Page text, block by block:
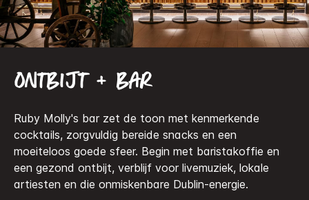
Ontbijt + bar
Ruby Molly's bar zet de toon met kenmerkende
cocktails, zorgvuldig bereide snacks en een
moeiteloos goede sfeer. Begin met baristakoffie en
een gezond ontbijt, verblijf voor livemuziek, lokale
artiesten en die onmiskenbare Dublin-energie.